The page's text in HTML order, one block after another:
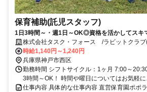
保育補助(託児スタッフ)
1日3時間～・週1日～OK◎資格を活かしてスキ
験・ブランクありも大歓迎♪
株式会社タスク・フォース /ラビットクラブ
時給1,140円～1,240円
兵庫県神戸市西区
勤務時間 シフトサイクル：1ヶ月 7:00～
3時間～OK！ 時間や曜日についてはお気軽
仕事内容 具体的な仕事内容 直営保育園ポポ